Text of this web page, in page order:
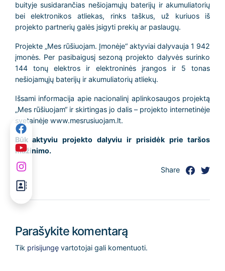
buityje susidarančias nešiojamųjų baterijų ir akumuliatorių
bei elektronikos atliekas, rinks taškus, už kuriuos iš
projekto partnerių galės įsigyti prekių ar paslaugų.
Projekte „Mes rūšiuojam. Įmonėje“ aktyviai dalyvauja 1 942
įmonės. Per pasibaigusį sezoną projekto dalyvės surinko
144 tonų elektros ir elektroninės įrangos ir 5 tonas
nešiojamųjų baterijų ir akumuliatorių atliekų.
Išsami informacija apie nacionalinį aplinkosaugos projektą
„Mes rūšiuojam“ ir skirtingas jo dalis – projekto internetinėje
svetainėje www.mesrusiuojam.lt.
Būk aktyviu projekto dalyviu ir prisidėk prie taršos
mažinimo.
Share
Parašykite komentarą
Tik prisijungęvartotojai gali komentuoti.